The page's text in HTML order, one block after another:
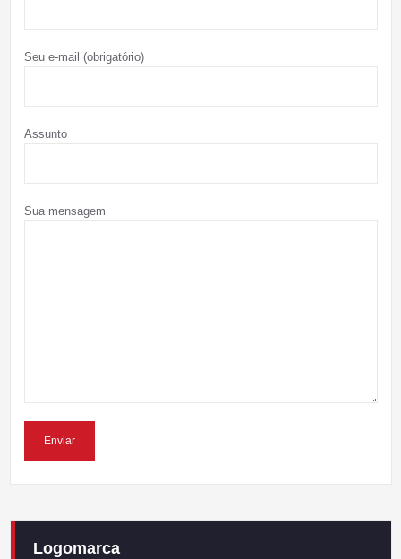
Seu e-mail (obrigatório)
Assunto
Sua mensagem
Logomarca